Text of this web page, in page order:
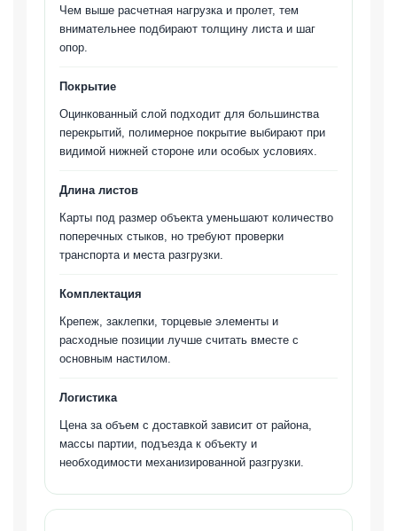
Чем выше расчетная нагрузка и пролет, тем
внимательнее подбирают толщину листа и шаг
опор.
Покрытие
Оцинкованный слой подходит для большинства
перекрытий, полимерное покрытие выбирают при
видимой нижней стороне или особых условиях.
Длина листов
Карты под размер объекта уменьшают количество
поперечных стыков, но требуют проверки
транспорта и места разгрузки.
Комплектация
Крепеж, заклепки, торцевые элементы и
расходные позиции лучше считать вместе с
основным настилом.
Логистика
Цена за объем с доставкой зависит от района,
массы партии, подъезда к объекту и
необходимости механизированной разгрузки.